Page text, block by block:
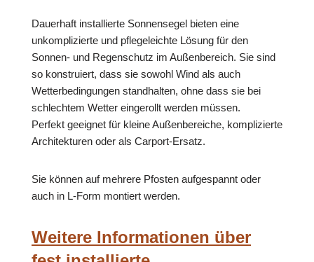
Dauerhaft installierte Sonnensegel bieten eine
unkomplizierte und pflegeleichte Lösung für den
Sonnen- und Regenschutz im Außenbereich. Sie sind
so konstruiert, dass sie sowohl Wind als auch
Wetterbedingungen standhalten, ohne dass sie bei
schlechtem Wetter eingerollt werden müssen.
Perfekt geeignet für kleine Außenbereiche, komplizierte
Architekturen oder als Carport-Ersatz.
Sie können auf mehrere Pfosten aufgespannt oder
auch in L-Form montiert werden.
Weitere Informationen über